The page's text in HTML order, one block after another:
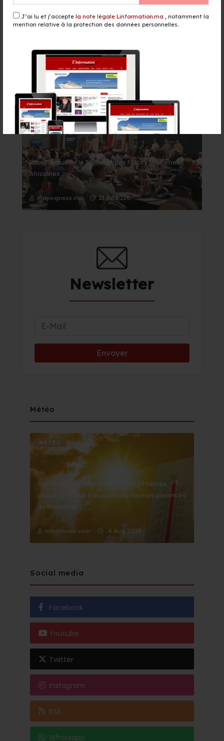
J’ai lu et j’accepte la note légale Linformation.ma , notamment la
mention relative à la protection des données personnelles.
CAF : tirage des compétitions
il y a 1 heure - Sport
Événement
Rabat accueille le Sommet des Forces Maritimes
Africaines
mapexpress.ma 21 Jul 2026
Newsletter
Météo
METÉO
Alerte Météo : Vague de chaleur et temps
chaud de mardi à jeudi dans plusieurs provinces
du Royaume
medi1news.com 4 Aug 2026
Social media
Facebook
Youtube
Twitter
Instagram
RSS
Whatsapp